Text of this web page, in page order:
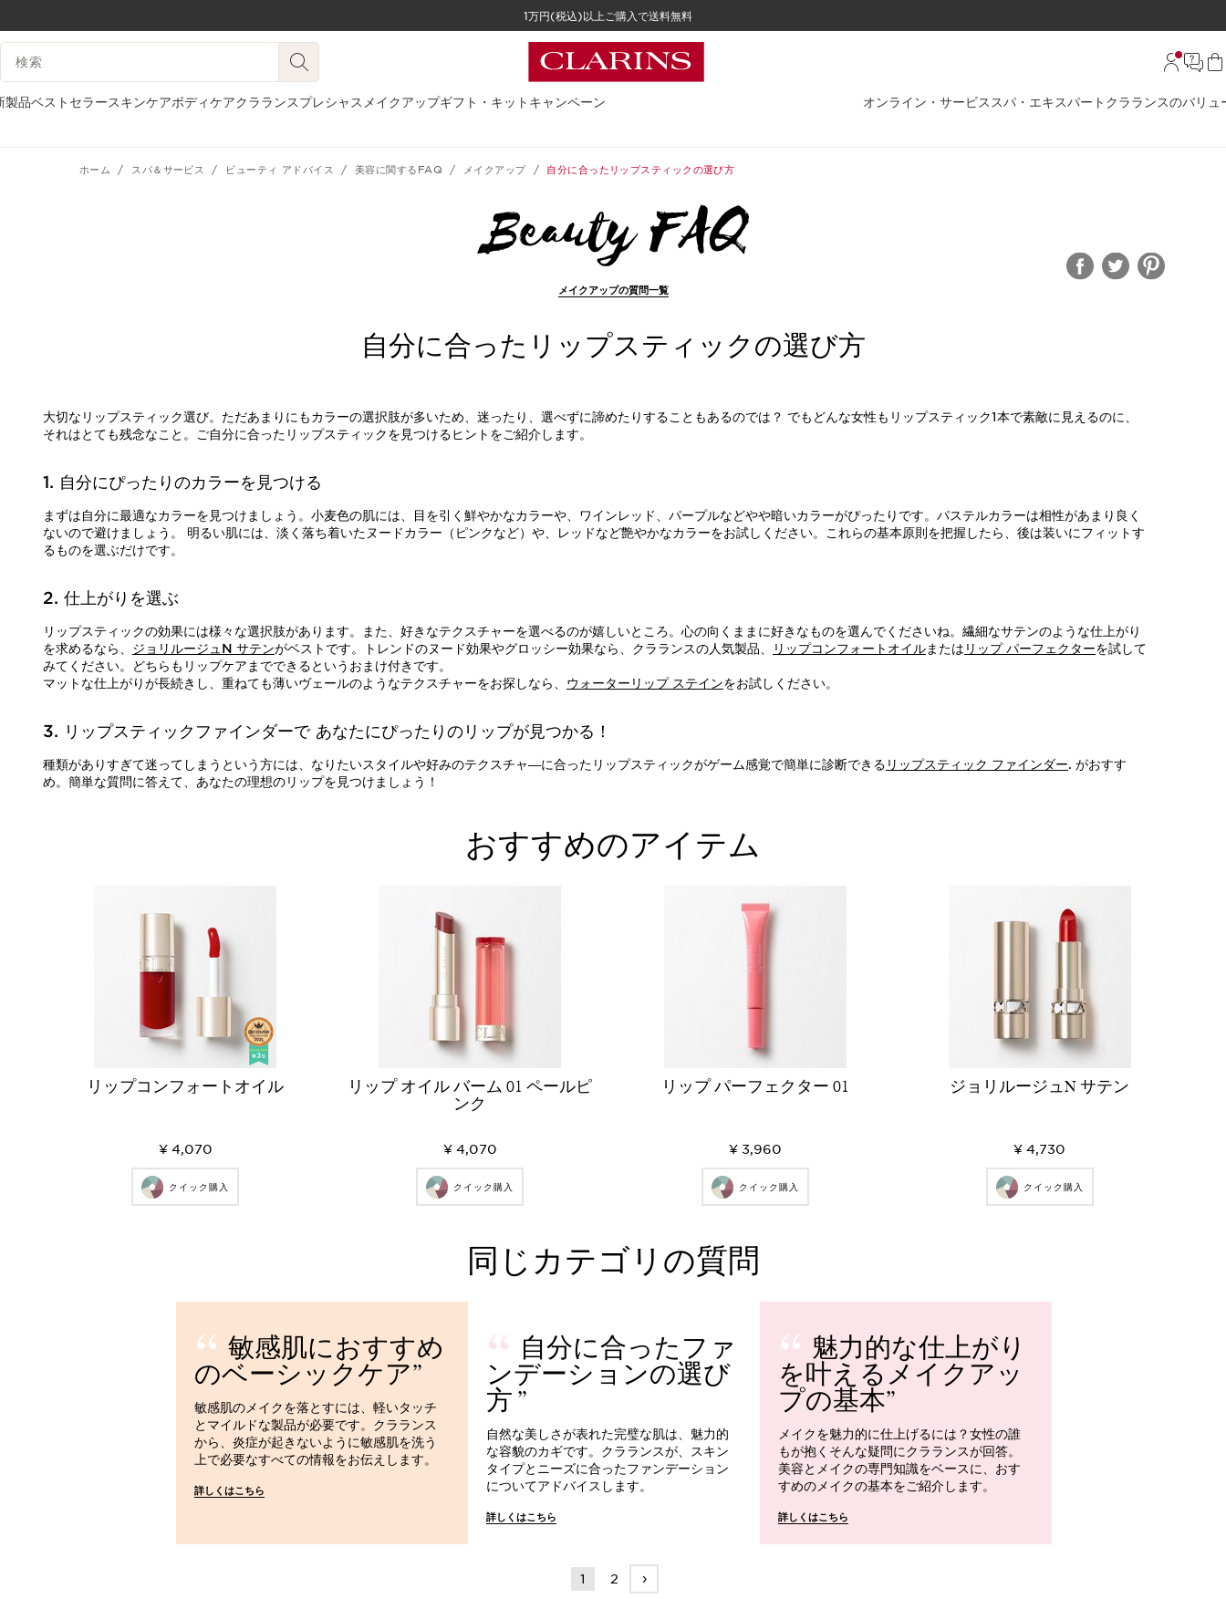
コンテンツへ移動
1万円(税込)以上ご購入で送料無料
検索候補
製品ベストセラースキンケアボディケアクラランスプレシャス メイクアップギフト・キット キャンペーン オンライン・サービス スパ・エキスパート クラランスのバリュ
ホーム スパ＆サービス ビューティ アドバイス 美容に関するFAQ メイクアップ 自分に合ったリップスティックの選び方
メイクアップの質問一覧
自分に合ったリップスティックの選び方
大切なリップスティック選び。ただあまりにもカラーの選択肢が多いため、迷ったり、選べずに諦めたりすることもあるのでは？ でもどんな女性もリップスティック1本で素敵に見えるのに、
それはとても残念なこと。ご自分に合ったリップスティックを見つけるヒントをご紹介します。
1. 自分にぴったりのカラーを見つける
まずは自分に最適なカラーを見つけましょう。小麦色の肌には、目を引く鮮やかなカラーや、ワインレッド、パープルなどやや暗いカラーがぴったりです。パステルカラーは相性があまり良く
ないので避けましょう。 明るい肌には、淡く落ち着いたヌードカラー（ピンクなど）や、レッドなど艶やかなカラーをお試しください。これらの基本原則を把握したら、後は装いにフィットす
るものを選ぶだけです。
2. 仕上がりを選ぶ
リップスティックの効果には様々な選択肢があります。また、好きなテクスチャーを選べるのが嬉しいところ。心の向くままに好きなものを選んでくださいね。繊細なサテンのような仕上がり
を求めるなら、 ジョリルージュN サテンがベストです。トレンドのヌード効果やグロッシー効果なら、クラランスの人気製品、 リップコンフォートオイルまたは リップ パーフェクターを試して
みてください。どちらもリップケアまでできるというおまけ付きです。
マットな仕上がりが長続きし、重ねても薄いヴェールのようなテクスチャーをお探しなら、 ウォーターリップ ステインをお試しください。
3. リップスティックファインダーで あなたにぴったりのリップが見つかる！
種類がありすぎて迷ってしまうという方には、なりたいスタイルや好みのテクスチャ―に合ったリップスティックがゲーム感覚で簡単に診断できる リップスティック ファインダー. がおすす
め。簡単な質問に答えて、あなたの理想のリップを見つけましょう！
おすすめのアイテム
リップコンフォートオイル
¥ 4,070
クイック購入
リップ オイル バーム 01 ペールピ
ンク
¥ 4,070
クイック購入
リップ パーフェクター 01
¥ 3,960
クイック購入
ジョリルージュN サテン
¥ 4,730
クイック購入
同じカテゴリの質問
敏感肌におすすめ
のベーシックケア
敏感肌のメイクを落とすには、軽いタッチ
とマイルドな製品が必要です。クラランス
から、炎症が起きないように敏感肌を洗う
上で必要なすべての情報をお伝えします。
詳しくはこちら
自分に合ったファ
ンデーションの選び
方
自然な美しさが表れた完璧な肌は、魅力的
な容貌のカギです。クラランスが、スキン
タイプとニーズに合ったファンデーション
についてアドバイスします。
詳しくはこちら
魅力的な仕上がり
を叶えるメイクアッ
プの基本
メイクを魅力的に仕上げるには？女性の誰
もが抱くそんな疑問にクラランスが回答。
美容とメイクの専門知識をベースに、おす
すめのメイクの基本をご紹介します。
詳しくはこちら
1 2 ›